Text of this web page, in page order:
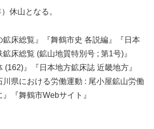
休山となる。
床総覧』『舞鶴市史 各説編』『日本
床総覧 (鉱山地質特別号 ; 第1号)』
(162)』『日本地方鉱床誌 近畿地方』
川県における労働運動 : 尾小屋鉱山労働
『舞鶴市Webサイト』